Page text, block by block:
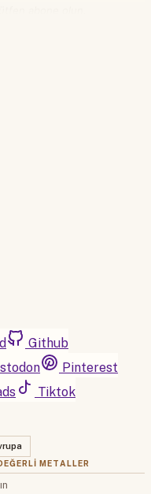
Github
Pinterest
Tiktok
METALLER